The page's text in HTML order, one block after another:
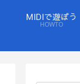
MIDIで遊ぼう
HOWTO